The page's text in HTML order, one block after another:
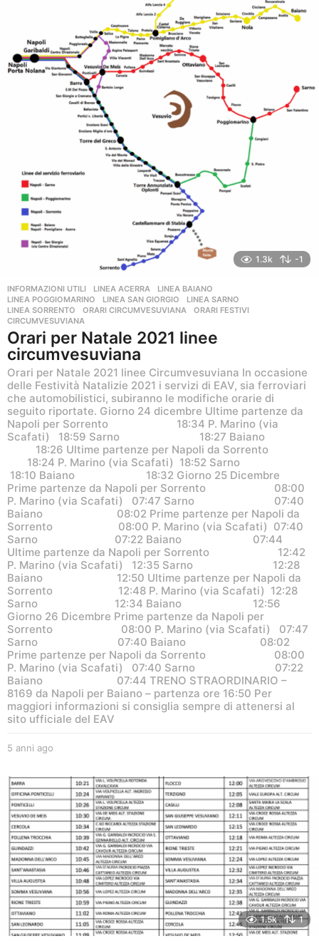
1.3k -1
INFORMAZIONI UTILI ,LINEA ACERRA ,LINEA BAIANO
LINEA POGGIOMARINO
,LINEA SAN GIORGIO ,LINEA SARNO
LINEA SORRENTO
,ORARI CIRCUMVESUVIANA ,ORARI FESTIVI
CIRCUMVESUVIANA
Orari per Natale 2021 linee
circumvesuviana
Orari per Natale 2021 linee Circumvesuviana In occasione
delle Festività Natalizie 2021 i servizi di EAV, sia ferroviari
che automobilistici, subiranno le modifiche orarie di
seguito riportate. Giorno 24 dicembre Ultime partenze da
Napoli per Sorrento 18:34 P. Marino (via
Scafati) 18:59 Sarno 18:27 Baiano
18:26 Ultime partenze per Napoli da Sorrento
18:24 P. Marino (via Scafati) 18:52 Sarno
18:10 Baiano 18:32 Giorno 25 Dicembre
Prime partenze da Napoli per Sorrento 08:00
P. Marino (via Scafati) 07:47 Sarno 07:40
Baiano 08:02 Prime partenze per Napoli da
Sorrento 08:00 P. Marino (via Scafati) 07:40
Sarno 07:22 Baiano 07:44
Ultime partenze da Napoli per Sorrento 12:42
P. Marino (via Scafati) 12:35 Sarno 12:28
Baiano 12:50 Ultime partenze per Napoli da
Sorrento 12:48 P. Marino (via Scafati) 12:28
Sarno 12:34 Baiano 12:56
Giorno 26 Dicembre Prime partenze da Napoli per
Sorrento 08:00 P. Marino (via Scafati) 07:47
Sarno 07:40 Baiano 08:02
Prime partenze per Napoli da Sorrento 08:00
P. Marino (via Scafati) 07:40 Sarno 07:22
Baiano 07:44 TRENO STRAORDINARIO –
8169 da Napoli per Baiano – partenza ore 16:50 Per
maggiori informazioni si consiglia sempre di attenersi al
sito ufficiale del EAV
5 anni ago
n
n
i
g
o
1.5k 1